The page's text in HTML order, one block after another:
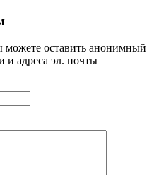
оставить анонимный
и адреса эл. почты